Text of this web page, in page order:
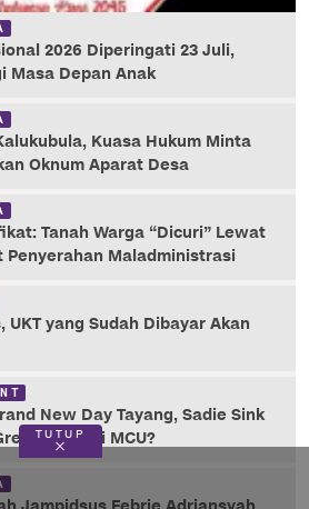
2026 Diperingati 23 Juli,
Masa Depan Anak
Kuasa Hukum Minta
Oknum Aparat Desa
Tanah Warga “Dicuri” Lewat
Penyerahan Maladministrasi
UKT yang Sudah Dibayar Akan
New Day Tayang, Sadie Sink
X-Men di MCU?
TUTUP